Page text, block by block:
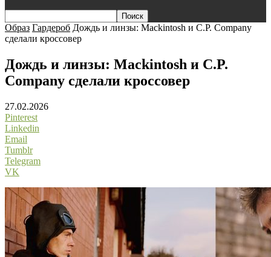
Образ Гардероб Дождь и линзы: Mackintosh и C.P. Company
сделали кроссовер
Дождь и линзы: Mackintosh и C.P.
Company сделали кроссовер
27.02.2026
Pinterest
Linkedin
Email
Tumblr
Telegram
VK